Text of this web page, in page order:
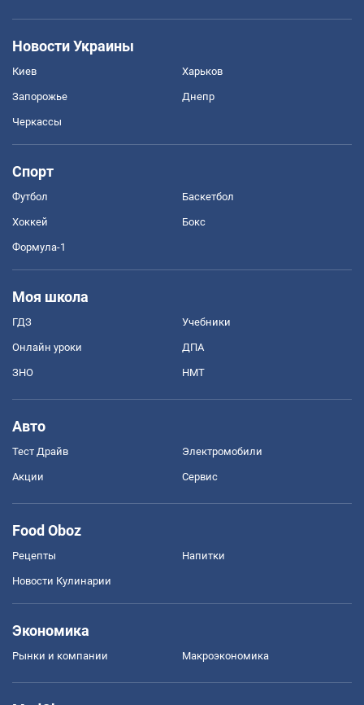
Новости Украины
Киев Харьков
Запорожье Днепр
Черкассы
Спорт
Футбол Баскетбол
Хоккей Бокс
Формула-1
Моя школа
ГДЗ Учебники
Онлайн уроки ДПА
ЗНО НМТ
Авто
Тест Драйв Электромобили
Акции Сервис
Food Oboz
Рецепты Напитки
Новости Кулинарии
Экономика
Рынки и компании Mакроэкономика